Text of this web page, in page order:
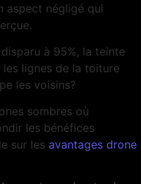
aspect négligé qui
à 95%, la teinte
les lignes de la toiture
les voisins?
sombres où
les bénéfices
sur les avantages drone